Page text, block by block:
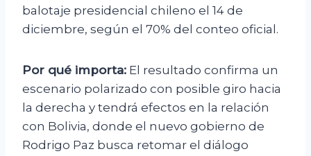
balotaje presidencial chileno el 14 de
diciembre, según el 70% del conteo oficial.
Por qué importa: El resultado confirma un
escenario polarizado con posible giro hacia
la derecha y tendrá efectos en la relación
con Bolivia, donde el nuevo gobierno de
Rodrigo Paz busca retomar el diálogo